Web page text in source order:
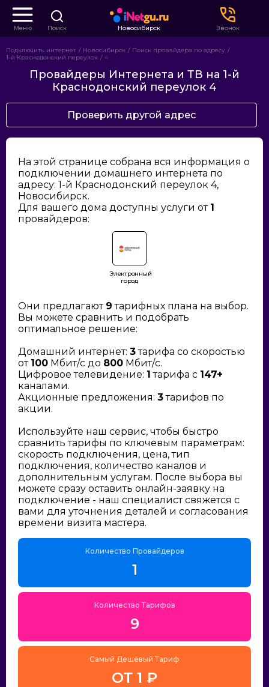
Меню Поиск Новосибирск Звонок
Подключить интернет Новосибирск
Поиск провайдера по адресу
1-й Краснодонский переулок
4
Провайдеры Интернета и ТВ на 1-й
Краснодонский переулок 4
Проверить другой адрес
На этой странице собрана вся информация о
подключении домашнего интернета по
адресу: 1-й Краснодонский переулок 4,
Новосибирск.
Для вашего дома доступны услуги от 1
провайдеров:
Электронный
город
Они предлагают 9 тарифных плана на выбор.
Вы можете сравнить и подобрать
оптимальное решение:
Домашний интернет: 3тарифа со скоростью
от 100 Мбит/с до 800 Мбит/с.
Цифровое телевидение: 1 тарифа с 147+
каналами.
Акционные предложения: 3тарифов по
акции.
Используйте наш сервис, чтобы быстро
сравнить тарифы по ключевым параметрам:
скорость подключения, цена, тип
подключения, количество каналов и
дополнительным услугам. После выбора вы
можете сразу оставить онлайн-заявку на
подключение - наш специалист свяжется с
вами для уточнения деталей и согласования
времени визита мастера.
Количество Провайдеров
1
Количество Тарифов
9
Самый Дешёвый Тариф
ОТ 1 ₽